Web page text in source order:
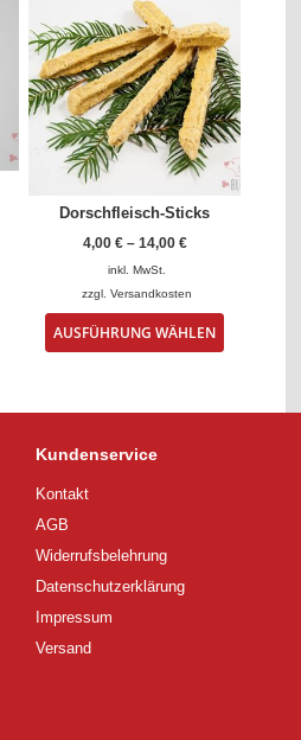
Optionen
können
der
Produktseite
gewählt
Optionen
können
auf
der
gewählt
Dorschfleisch-Sticks
4,00 €– 14,00 €
inkl. MwSt.
zzgl.Versandkosten
AUSFÜHRUNG WÄHLEN
Dieses
Kundenservice
Kontakt
AGB
Widerrufsbelehrung
Datenschutzerklärung
Impressum
Versand